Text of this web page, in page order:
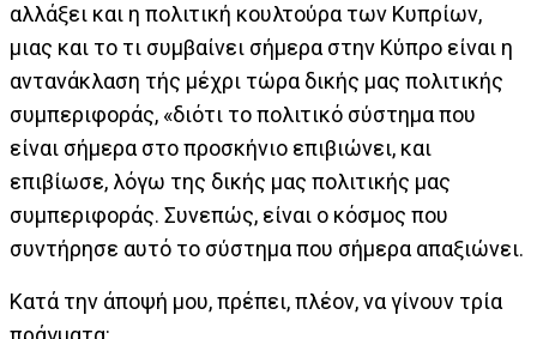
αλλάξει και η πολιτική κουλτούρα των Κυπρίων,
μιας και το τι συμβαίνει σήμερα στην Κύπρο είναι η
αντανάκλαση τής μέχρι τώρα δικής μας πολιτικής
συμπεριφοράς, «διότι το πολιτικό σύστημα που
είναι σήμερα στο προσκήνιο επιβιώνει, και
επιβίωσε, λόγω της δικής μας πολιτικής μας
συμπεριφοράς. Συνεπώς, είναι ο κόσμος που
συντήρησε αυτό το σύστημα που σήμερα απαξιώνει.
Κατά την άποψή μου, πρέπει, πλέον, να γίνουν τρία